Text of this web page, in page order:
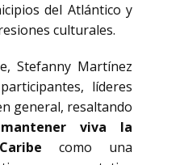
del Atlántico y
culturales.
Stefanny Martínez
líderes
general, resaltando
mantener viva la
como una